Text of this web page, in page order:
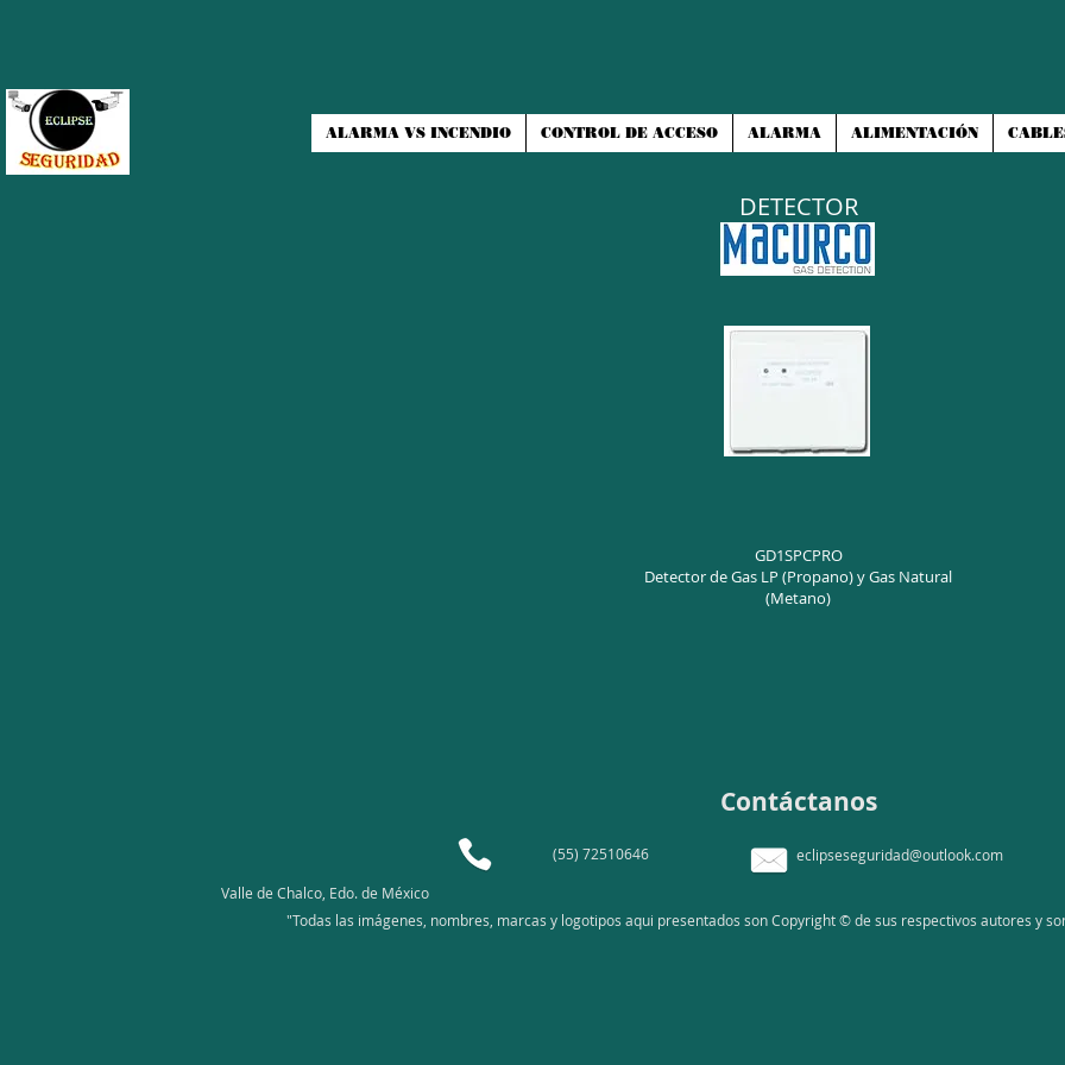
ALARMA VS INCENDIO CONTROL DE ACCESO ALARMA ALIMENTACIÓN
DETECTOR
GD1SPCPRO
Detector de Gas LP (Propano) y Gas Natural
(Metano)
Contáctanos
(55) 72510646
eclipseseguridad@outlook.com
Valle de Chalco, Edo. de México
"Todas las imágenes, nombres, marcas y logotipos aqui presentados son Copyright © de sus respectivos autores y